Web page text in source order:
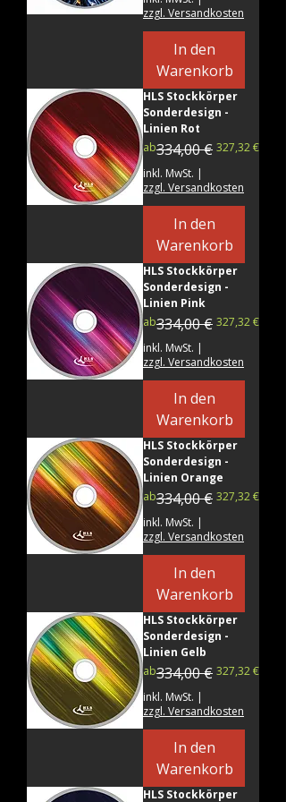
zzgl. Versandkosten
In den
Warenkorb
HLS Stockkörper
Sonderdesign -
Linien Rot
ab
Standardpreis
334,00 € 327,32 €
Sale-Preis
inkl. MwSt.
zzgl. Versandkosten
In den
Warenkorb
HLS Stockkörper
Sonderdesign -
Linien Pink
ab
Standardpreis
334,00 € 327,32 €
Sale-Preis
inkl. MwSt.
zzgl. Versandkosten
In den
Warenkorb
HLS Stockkörper
Sonderdesign -
Linien Orange
ab
Standardpreis
334,00 € 327,32 €
Sale-Preis
inkl. MwSt.
zzgl. Versandkosten
In den
Warenkorb
HLS Stockkörper
Sonderdesign -
Linien Gelb
ab
Standardpreis
334,00 € 327,32 €
Sale-Preis
inkl. MwSt.
zzgl. Versandkosten
In den
Warenkorb
HLS Stockkörper